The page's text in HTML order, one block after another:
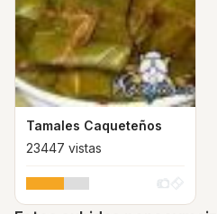
Tamales Caqueteños
23447 vistas